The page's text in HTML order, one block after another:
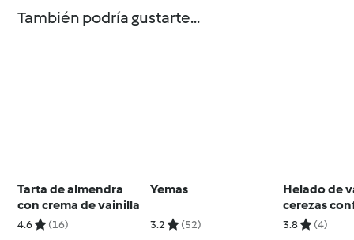
También podría gustarte...
Tarta de almendra
con crema de vainilla
4.6 (16)
Yemas
3.2 (52)
Helado de
cerezas
3.8 (4)